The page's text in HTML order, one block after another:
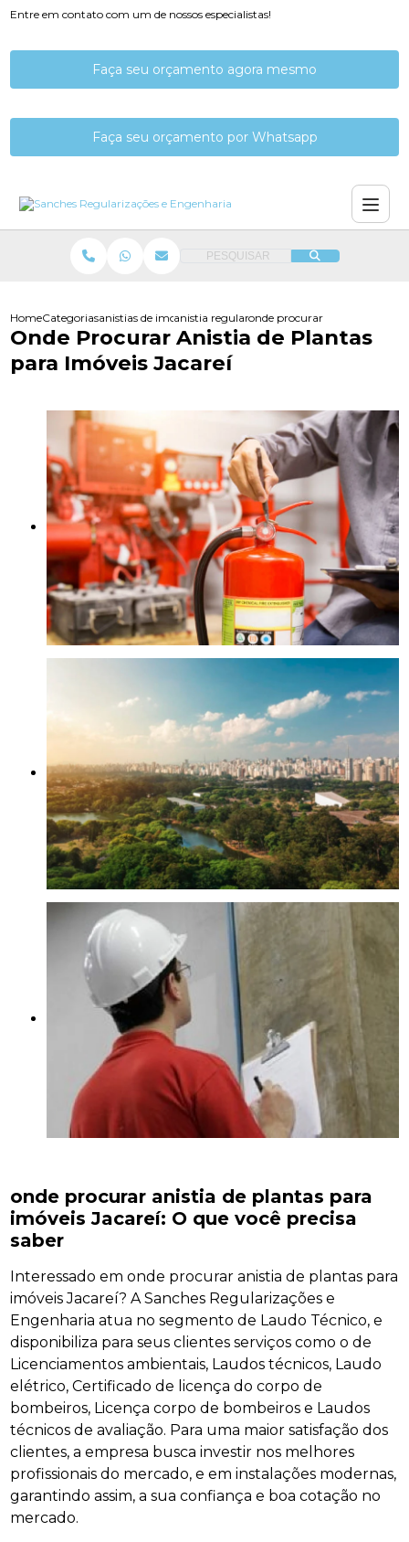
Entre em contato com um de nossos especialistas!
Faça seu orçamento agora mesmo
Faça seu orçamento por Whatsapp
PESQUISAR
HomeCategoriasanistias de imoveisanistia regularizacao imovel prefeitura
onde procurar anistia de
Onde Procurar Anistia de Plantas
para Imóveis Jacareí
onde procurar anistia de plantas para
imóveis Jacareí: O que você precisa
saber
Interessado em onde procurar anistia de plantas para
imóveis Jacareí? A Sanches Regularizações e
Engenharia atua no segmento de Laudo Técnico, e
disponibiliza para seus clientes serviços como o de
Licenciamentos ambientais, Laudos técnicos, Laudo
elétrico, Certificado de licença do corpo de
bombeiros, Licença corpo de bombeiros e Laudos
técnicos de avaliação. Para uma maior satisfação dos
clientes, a empresa busca investir nos melhores
profissionais do mercado, e em instalações modernas,
garantindo assim, a sua confiança e boa cotação no
mercado.